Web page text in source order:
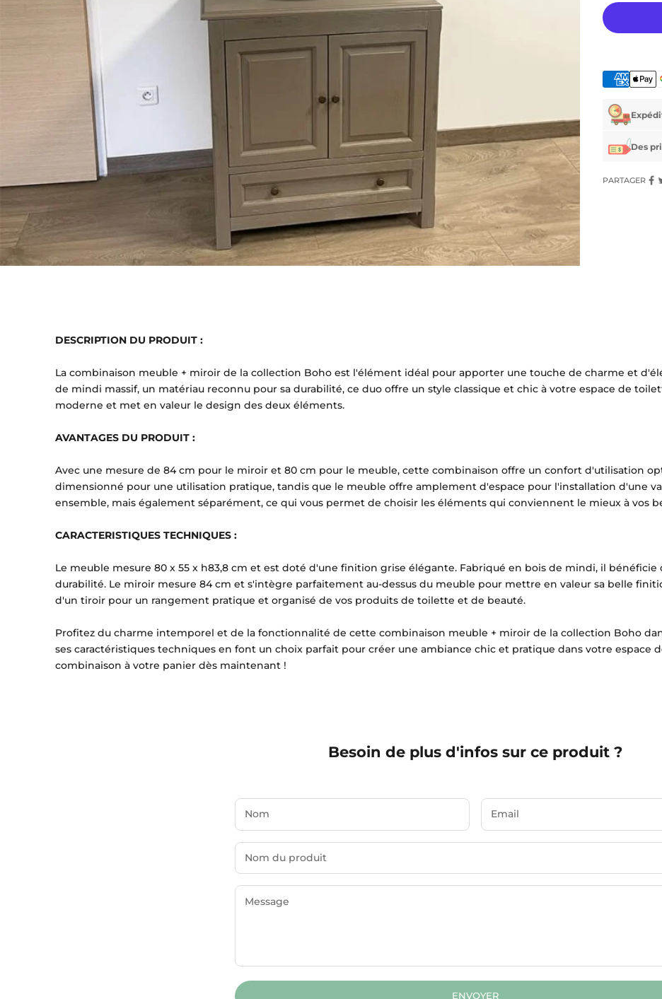
Des
PARTAGER
DESCRIPTION DU PRODUIT :
La combinaison meuble + miroir de la collection Boho est l'élément idéal pour apporter une touche de charme et
de mindi massif, un matériau reconnu pour sa durabilité, ce duo offre un style classique et chic à votre espace de
moderne et met en valeur le design des deux éléments.
AVANTAGES DU PRODUIT :
Avec une mesure de 84 cm pour le miroir et 80 cm pour le meuble, cette combinaison offre un confort d'utilisation
dimensionné pour une utilisation pratique, tandis que le meuble offre amplement d'espace pour l'installation d'une
ensemble, mais également séparément, ce qui vous permet de choisir les éléments qui conviennent le mieux à vos
CARACTERISTIQUES TECHNIQUES :
Le meuble mesure 80 x 55 x h83,8 cm et est doté d'une finition grise élégante. Fabriqué en bois de mindi, il bénéficie
durabilité. Le miroir mesure 84 cm et s'intègre parfaitement au-dessus du meuble pour mettre en valeur sa belle
d'un tiroir pour un rangement pratique et organisé de vos produits de toilette et de beauté.
Profitez du charme intemporel et de la fonctionnalité de cette combinaison meuble + miroir de la collection Boho
ses caractéristiques techniques en font un choix parfait pour créer une ambiance chic et pratique dans votre espace
combinaison à votre panier dès maintenant !
Besoin de plus d'infos sur ce produit ?
ENVOYER